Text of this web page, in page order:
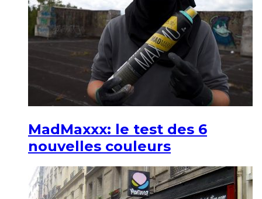
MadMaxxx: le test des 6
nouvelles couleurs